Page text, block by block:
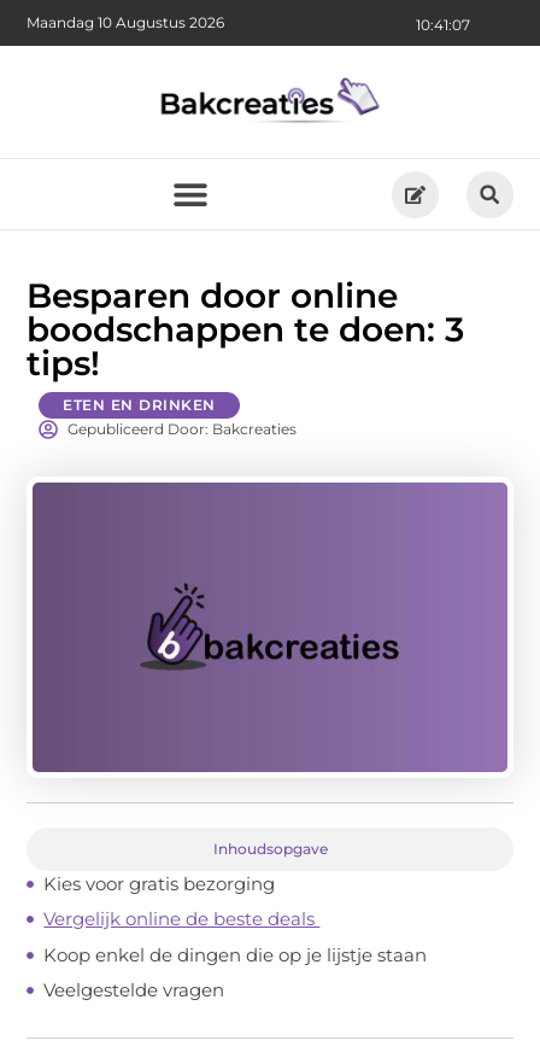
10:41:08
Maandag 10 Augustus 2026
Besparen door online
boodschappen te doen: 3
tips!
ETEN EN DRINKEN
Gepubliceerd Door: Bakcreaties
Inhoudsopgave
Kies voor gratis bezorging
Vergelijk online de beste deals
Koop enkel de dingen die op je lijstje staan
Veelgestelde vragen